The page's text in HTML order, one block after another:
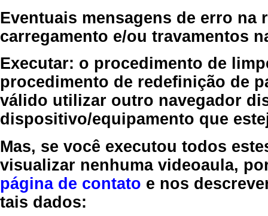
Eventuais mensagens de erro
carregamento e/ou travamentos
Executar: o procedimento de
procedimento de redefinição de
válido utilizar outro navegador
dispositivo/equipamento que
Mas, se você executou todos
visualizar nenhuma videoaula,
página de contato e nos
tais dados: